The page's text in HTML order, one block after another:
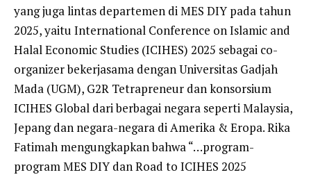
yang juga lintas departemen di MES DIY pada tahun
2025, yaitu International Conference on Islamic and
Halal Economic Studies (ICIHES) 2025 sebagai co-
organizer bekerjasama dengan Universitas Gadjah
Mada (UGM), G2R Tetrapreneur dan konsorsium
ICIHES Global dari berbagai negara seperti Malaysia,
Jepang dan negara-negara di Amerika & Eropa. Rika
Fatimah mengungkapkan bahwa “…program-
program MES DIY dan Road to ICIHES 2025